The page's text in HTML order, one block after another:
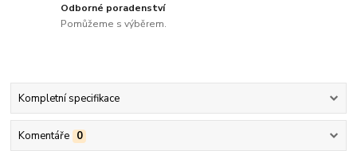
Odborné poradenství
Pomůžeme s výběrem.
Kompletní specifikace
Komentáře 0